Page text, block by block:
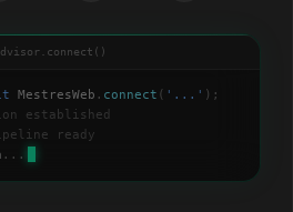
MestresWeb . connect ( ' ... ' );
established
ready
...